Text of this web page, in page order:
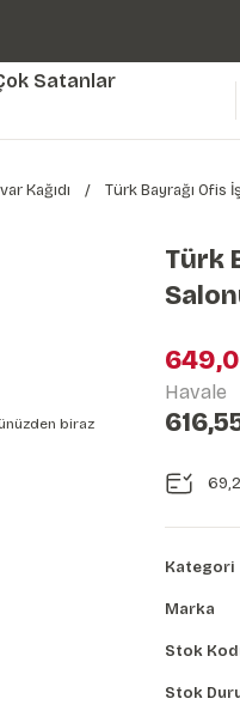
Kolay Uygulanan
Satanlar
Kağıdı Türk Bayrağı Ofis
biraz
Türk
Havale
Kategori
Marka
Stok
Stok